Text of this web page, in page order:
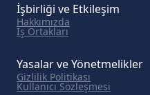
İşbirliği ve Etkileşim
Hakkımızda
İş Ortakları
Yasalar ve Yönetmelikler
Gizlilik Politikası
Kullanıcı Sözleşmesi